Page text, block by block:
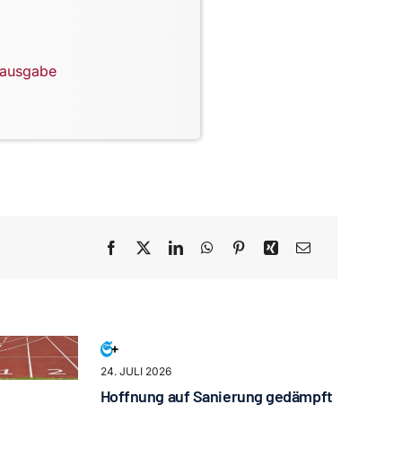
24. JULI 2026
Hoffnung auf Sanierung gedämpft